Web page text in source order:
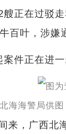
艘正在过驳
百叶，涉嫌
正在进一
海海警局供图
，广西北海